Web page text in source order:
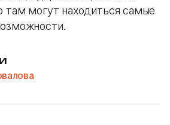
там могут находиться самые